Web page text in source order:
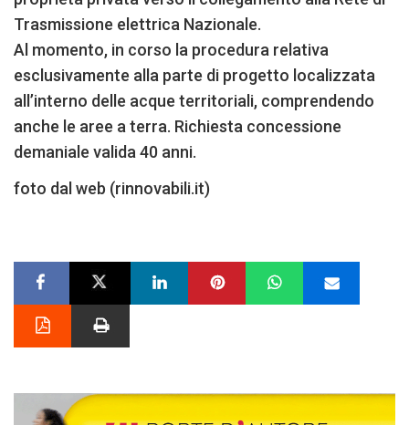
Trasmissione elettrica Nazionale.
Al momento, in corso la procedura relativa
esclusivamente alla parte di progetto localizzata
all’interno delle acque territoriali, comprendendo
anche le aree a terra. Richiesta concessione
demaniale valida 40 anni.
foto dal web (rinnovabili.it)